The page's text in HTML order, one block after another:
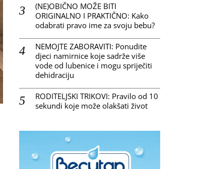
(NE)OBIČNO MOŽE BITI
ORIGINALNO I PRAKTIČNO: Kako
odabrati pravo ime za svoju bebu?
NEMOJTE ZABORAVITI: Ponudite
djeci namirnice koje sadrže više
vode od lubenice i mogu spriječiti
dehidraciju
RODITELJSKI TRIKOVI: Pravilo od 10
sekundi koje može olakšati život